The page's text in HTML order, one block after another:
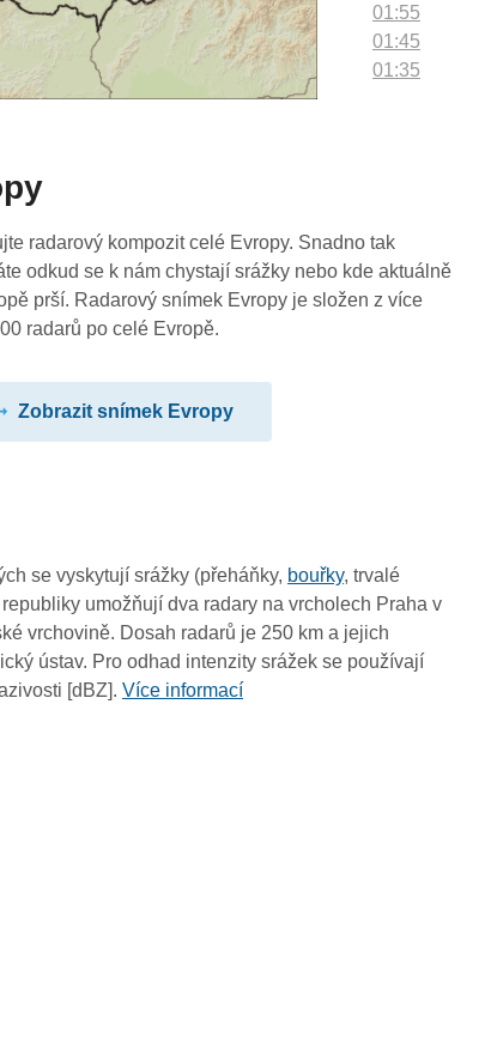
01:55
01:45
01:35
00:35
00:25
00:15
radarový kompozit celé Evropy. Snadno tak
odkud se k nám chystají srážky nebo kde aktuálně
prší. Radarový snímek Evropy je složen z více
radarů po celé Evropě.
Zobrazit snímek Evropy
se vyskytují srážky (přeháňky, bouřky, trvalé
umožňují dva radary na vrcholech Praha v
vrchovině. Dosah radarů je 250 km a jejich
ústav. Pro odhad intenzity srážek se používají
[dBZ].Více informací